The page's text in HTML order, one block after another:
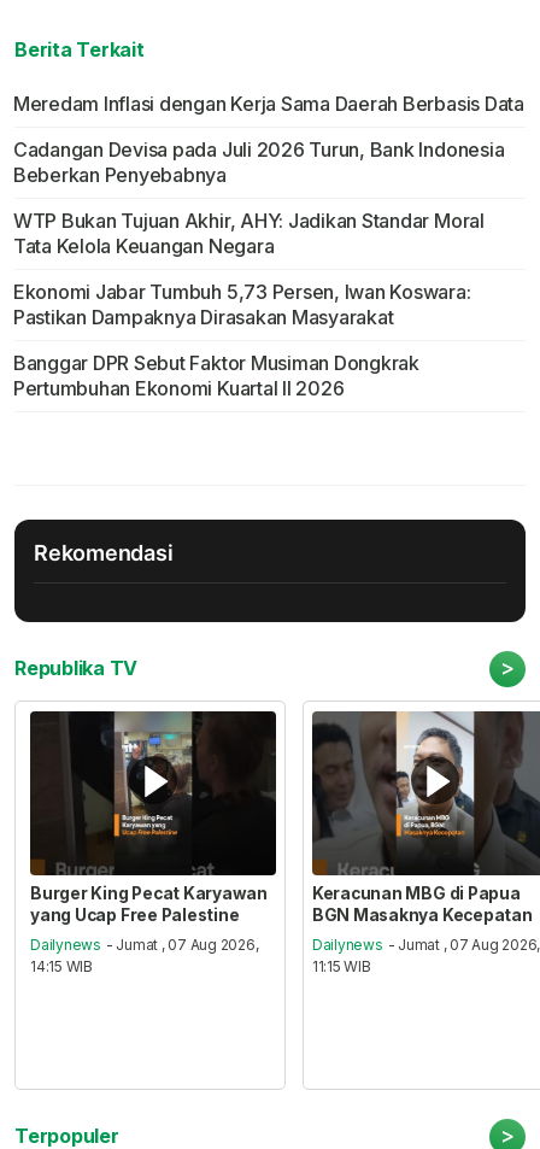
Berita Terkait
Meredam Inflasi dengan Kerja Sama Daerah Berbasis Data
Cadangan Devisa pada Juli 2026 Turun, Bank Indonesia
Beberkan Penyebabnya
WTP Bukan Tujuan Akhir, AHY: Jadikan Standar Moral
Tata Kelola Keuangan Negara
Ekonomi Jabar Tumbuh 5,73 Persen, Iwan Koswara:
Pastikan Dampaknya Dirasakan Masyarakat
Banggar DPR Sebut Faktor Musiman Dongkrak
Pertumbuhan Ekonomi Kuartal II 2026
Rekomendasi
Republika TV >
Burger King Pecat Karyawan
yang Ucap Free Palestine
Dailynews - Jumat , 07 Aug 2026,
14:15 WIB
Keracunan MBG di Papua
BGN Masaknya Kecepatan
Dailynews - Jumat , 07 Aug 2026,
11:15 WIB
Terpopuler >